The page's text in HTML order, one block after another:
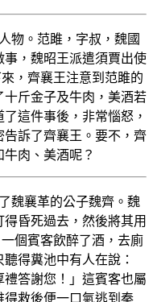
物。范雎，字叔，魏國
事，魏昭王派遣須賈出使
，齊襄王注意到范雎的
十斤金子及牛肉，美酒若
這件事後，非常惱怒，
訴了齊襄王。要不，齊
牛肉、美酒呢？
魏襄革的公子魏齊。魏
昏死過去，然後將其用
個賓客飲醉了酒，去廁
得糞池中有人在說：
禮答謝您！」這賓客也屬
救後便一口氣逃到秦